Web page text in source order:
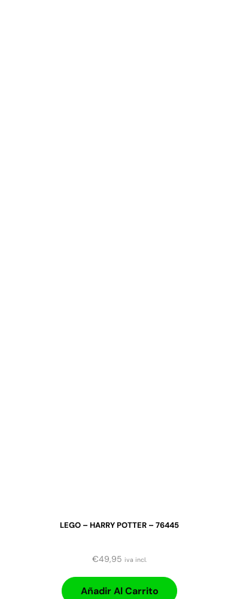
LEGO – HARRY POTTER – 76445
€49,95 iva incl.
Añadir Al Carrito